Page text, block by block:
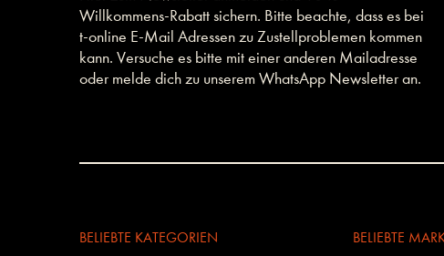
Willkommens-Rabatt sichern. Bitte beachte, dass es bei
t-online E-Mail Adressen zu Zustellproblemen kommen
kann. Versuche es bitte mit einer anderen Mailadresse
oder melde dich zu unserem WhatsApp Newsletter an.
BELIEBTE KATEGORIEN BELIEBTE